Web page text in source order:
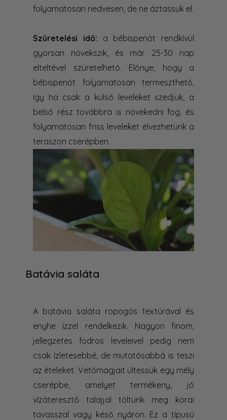
folyamatosan nedvesen, de ne áztassuk el.
Szüretelési idő: a bébispenót rendkívül
gyorsan növekszik, és már 25-30 nap
elteltével szüretelhető. Előnye, hogy a
bébispenót folyamatosan termeszthető,
így ha csak a külső leveleket szedjük, a
belső rész továbbra is növekedni fog, és
folyamatosan friss leveleket élvezhetünk a
teraszon cserépben.
Batávia saláta
A batávia saláta ropogós textúrával és
enyhe ízzel rendelkezik. Nagyon finom,
jellegzetes fodros leveleivel pedig nem
csak ízletesebbé, de mutatósabbá is teszi
az ételeket. Vetőmagjait ültessük egy mély
cserépbe, amelyet termékeny, jó
vízáteresztő talajjal töltünk meg korai
tavasszal vagy késő nyáron. Ez a típusú